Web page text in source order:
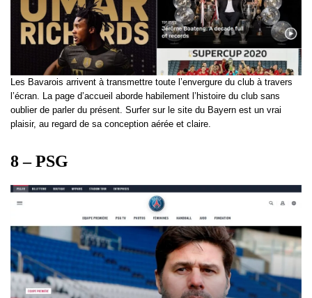
Les Bavarois arrivent à transmettre toute l’envergure du club à travers
l’écran. La page d’accueil aborde habilement l’histoire du club sans
oublier de parler du présent. Surfer sur le site du Bayern est un vrai
plaisir, au regard de sa conception aérée et claire.
8 – PSG